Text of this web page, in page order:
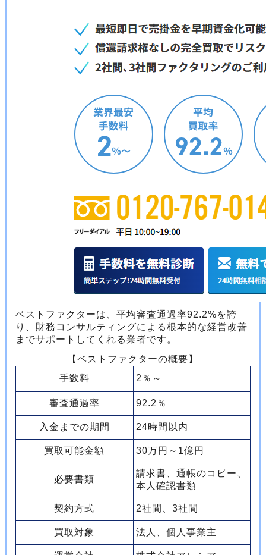
ベストファクターは、平均審査通過率92.2%を誇
り、財務コンサルティングによる根本的な経営改善
までサポートしてくれる業者です。
【ベストファクターの概要】
手数料
2％～
審査通過率 92.2％
入金までの期間 24時間以内
買取可能金額 30万円～1億円
必要書類
請求書、通帳のコピー、
本人確認書類
契約方式 2社間、3社間
買取対象 法人、個人事業主